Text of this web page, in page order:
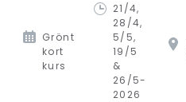
Grönt
kort
kurs
21/4,
28/4,
5/5,
19/5
&
26/5-
2026